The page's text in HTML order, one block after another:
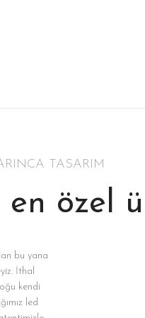
TASARIM
en özel
bu yana
İthal
kendi
led